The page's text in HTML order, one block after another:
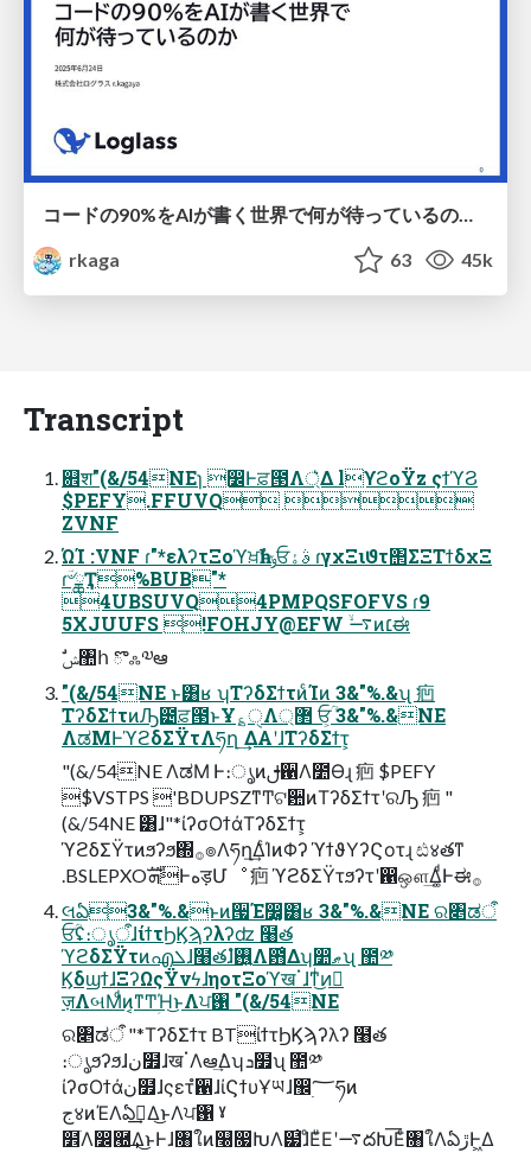
rkaga
63 45k
Transcript
଎श"(&/54NEɿ ෼Ͱਫ਼౓Λ্͛Δ lϒϩοΫz ςϯϓϨ
$PEFY.FFUVQ 
ZVNF
ΏΊ :VNF ɾ"*ελʔτΞοϓਖ਼ࣾһͱݸਓࣄۀ ɾγχΞιϑτ΢ΣΞΤϯδχΞ
ɾؔ৺ྖҬ%BUB"*
4UBSUVQ4PMPQSFOFVS ɾ9
5XJUUFS !FOHJY@EFW ࠷ۙͷ׆ಈ
ࣗݾ঺հ ొஃ༧ఆ
"(&/54NE ͱ͸ʁ ʮΤʔδΣϯτͷͨΊͷ 3&"%.&ʯ 㾎
ΤʔδΣϯτͷԠ౴ਫ਼౓ͱҰ؏ੑΛ޲্ ਓ͕ؒ 3&"%.&NE
ΛಡΜͰϓϩδΣΫτΛཧղ ͢ΔΑ͏ʹɺΤʔδΣϯτ͕
"(&/54NE ΛಡΜ Ͱ։ൃͷࢦ਑Λ೺Ѳɻ 㾎 $PEFY
$VSTPS 'BDUPSZͳͲଟ਺ͷΤʔδΣϯτʹରԠ 㾎 "
(&/54NE ͸ɺ"*ίʔσΟϯάΤʔδΣϯτ͕
ϓϩδΣΫτͷϧʔϧ΍࡞๏Λཧղ͢ΔͨΊͷΦʔ ϓϯϑΥʔϚοτɻ ඪ४తͳ
.BSLEPXOܗࣜͰهड़Մೳ 㾎 ϓϩδΣΫτϧʔτʹ഑ஔ͢Δ͚ͩͰಈ࡞
લఏ3&"%.&ͱͷ੗Έ෼͚͸ʁ 3&"%.&NE ର৅ಡऀ
ਓؒʢ։ൃऀɺίϯτϦϏϡʔλʔʣ ໨త
ϓϩδΣΫτͷഎܠɺ໨తɺ࢖͍ํΛ఻͑Δʮ෺ޠʯ ಺༰
ϏδϣϯɺΞʔΩςΫνϟɺηοτΞοϓखॱɺͳͥ͜ͷٕ
ज़ΛબΜͩͷ͔ͳͲؚΉ͜ͱΛਪ঑ "(&/54NE
ର৅ಡऀ "*ΤʔδΣϯτ BTίϯτϦϏϡʔλʔ ໨త
։ൃϧʔϧɺن໿ɺखॱΛఆٛ͢Δʮܖ໿ʯ ಺༰
ίʔσΟϯάن໿ɺςετํ਑ɺίϚϯυҰཡɺ඼࣭؅ཧͷ
ج४ͷΈΛఏࣔ͢Δ͜ͱΛਪ঑ ˠ
໾ׂΛ෼཭͢Δ͜ͱͰɺ৘ใͷ௠෗ԽΛ๷͗ɺͦΕͧΕʹ࠷దԽ͞Εͨ৘ใΛఏڙͰ͖Δ